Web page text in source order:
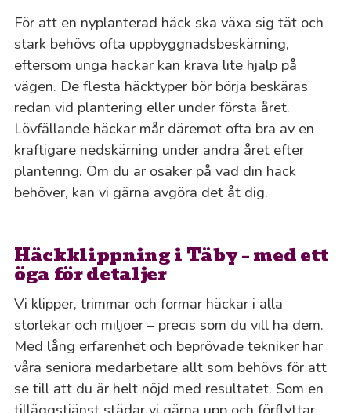
För att en nyplanterad häck ska växa sig tät och
stark behövs ofta uppbyggnadsbeskärning,
eftersom unga häckar kan kräva lite hjälp på
vägen. De flesta häcktyper bör börja beskäras
redan vid plantering eller under första året.
Lövfällande häckar mår däremot ofta bra av en
kraftigare nedskärning under andra året efter
plantering. Om du är osäker på vad din häck
behöver, kan vi gärna avgöra det åt dig.
Häckklippning i Täby – med ett
öga för detaljer
Vi klipper, trimmar och formar häckar i alla
storlekar och miljöer – precis som du vill ha dem.
Med lång erfarenhet och beprövade tekniker har
våra seniora medarbetare allt som behövs för att
se till att du är helt nöjd med resultatet. Som en